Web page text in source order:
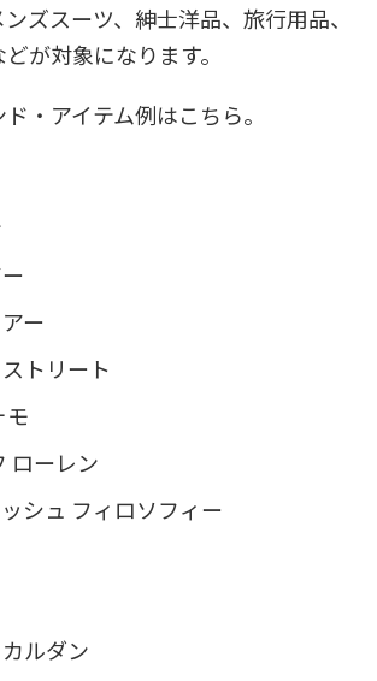
ズスーツ、紳士洋品、旅行用品、
が対象になります。
・アイテム例はこちら。
ー
トリート
モ
ローレン
シュ フィロソフィー
ルダン